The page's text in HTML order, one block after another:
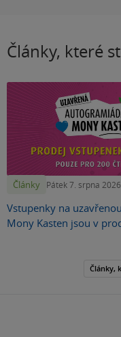
Články, které
Články Pátek 7. srpna 2026
Vstupenky na
Mony Kasten jsou v
Články,